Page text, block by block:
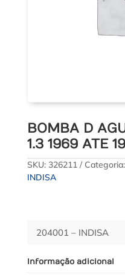
BOMBA D
1.3 1969 ATE
SKU: 326211 Categoria:
INDISA
204001 – INDISA
Informação adicional